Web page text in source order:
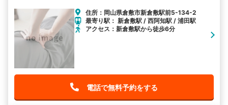
住所：岡山県倉敷市新倉敷駅前5-134-2
最寄り駅： 新倉敷駅 / 西阿知駅 / 浦田駅
アクセス：新倉敷駅から徒歩6分
電話で無料予約をする